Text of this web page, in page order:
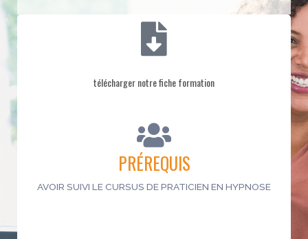
télécharger notre fiche formation
PRÉREQUIS
AVOIR SUIVI LE CURSUS DE PRATICIEN EN HYPNOSE